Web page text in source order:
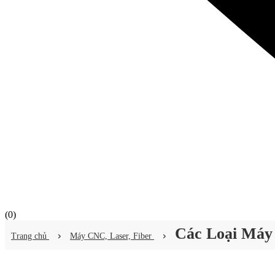
(0)
Trang chủ Máy CNC, Laser, Fiber Các Loại